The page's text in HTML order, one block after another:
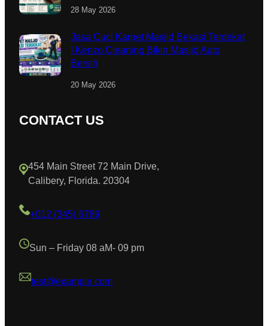
28 May 2026
Jasa Cuci Karpet Masjid Bekasi Terdekat
| Kenzo Cleaning Bikin Masjid Auto
Bersih
20 May 2026
CONTACT US
454 Main Street 72 Main Drive,
Calibery, Florida. 20304
+012 (345) 6789
Sun – Friday 08 aM- 09 pm
test@example.com